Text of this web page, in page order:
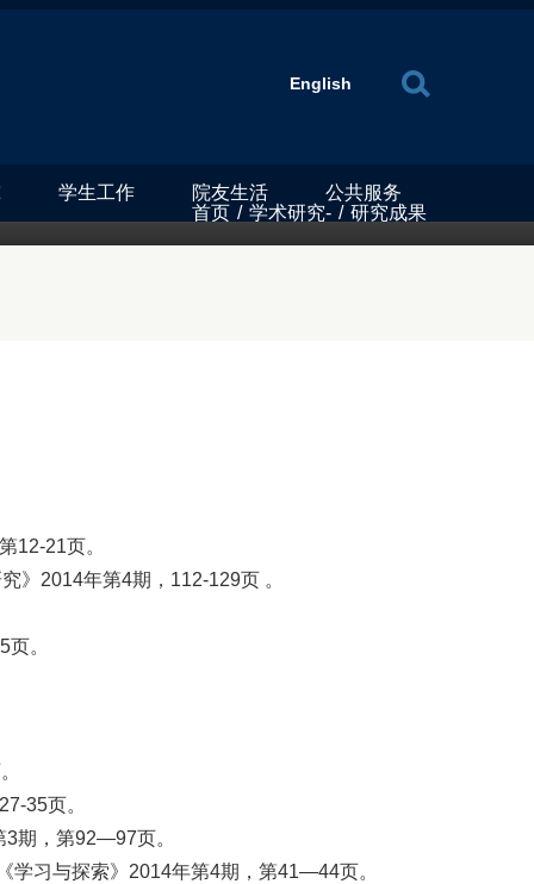
English
学生工作 院友生活 公共服务
首页 / 学术研究- / 研究成果
12-21页。
》2014年第4期，112-129页 。
。
35页。
期，第92—97页。
学习与探索》2014年第4期，第41—44页。